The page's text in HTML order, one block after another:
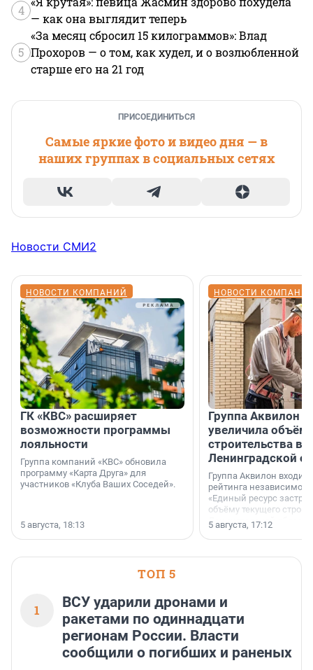
4
— как она выглядит теперь
5
«За месяц сбросил 15 килограммов»: Влад
Прохоров — о том, как худел, и о возлюбленной
старше его на 21 год
ПРИСОЕДИНИТЬСЯ
Самые яркие фото и видео дня — в
наших группах в социальных сетях
Новости СМИ2
НОВОСТИ КОМПАНИЙ
ГК «КВС» расширяет
возможности программы
лояльности
Группа компаний «КВС» обновила
программу «Карта Друга» для
участников «Клуба Ваших Соседей».
5 августа, 18:13
НОВОСТИ
Группа Аквилон
увеличила объём
строительства в
Ленинградской
Группа Аквилон входит
рейтинга независимого
«Единый ресурс
объёму текущего
Ленинградской
время компания
185 429 кв. метров
больше, чем в 1
5 августа, 17:12
ТОП 5
1
ВСУ ударили дронами и
ракетами по одиннадцати
регионам России. Власти
сообщили о погибших и раненых